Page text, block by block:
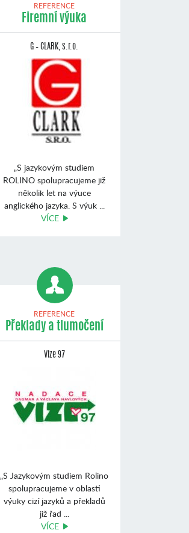
REFERENCE
Firemní výuka
G – CLARK, s.r.o.
„S jazykovým studiem
ROLINO spolupracujeme již
několik let na výuce
anglického jazyka. S výuk ...
VÍCE
REFERENCE
Překlady a tlumočení
Vize 97
„S Jazykovým studiem Rolino
spolupracujeme v oblasti
výuky cizí jazyků a překladů
již řad ...
VÍCE